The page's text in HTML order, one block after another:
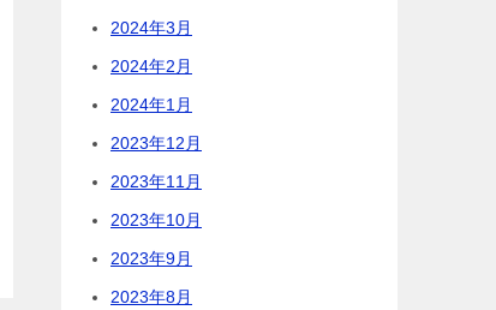
2024年3月
2024年2月
2024年1月
2023年12月
2023年11月
2023年10月
2023年9月
2023年8月